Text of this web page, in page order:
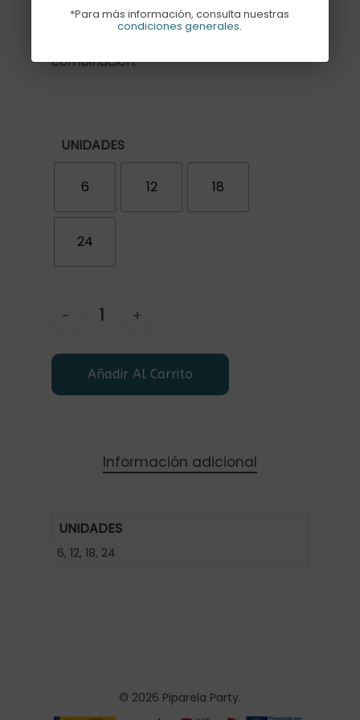
Los estampados pueden variar según
combinación.
UNIDADES
6 12 18
24
Añadir Al Carrito
Información adicional
UNIDADES
6, 12, 18, 24
© 2026 Piparela Party.
*Para más información, consulta nuestras
condiciones generales.